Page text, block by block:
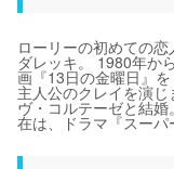
ローリーの初めての
ダレッキ。 1980年か
画『13日の金曜日』
主人公のクレイを演
ヴ・コルテーゼと結
在は、ドラマ『スーパ